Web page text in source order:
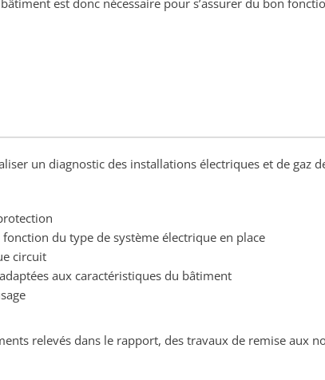
est donc nécessaire pour s’assurer du bon
un diagnostic des installations électriques et de gaz
du type de système électrique en place
circuit
aux caractéristiques du bâtiment
relevés dans le rapport, des travaux de remise aux